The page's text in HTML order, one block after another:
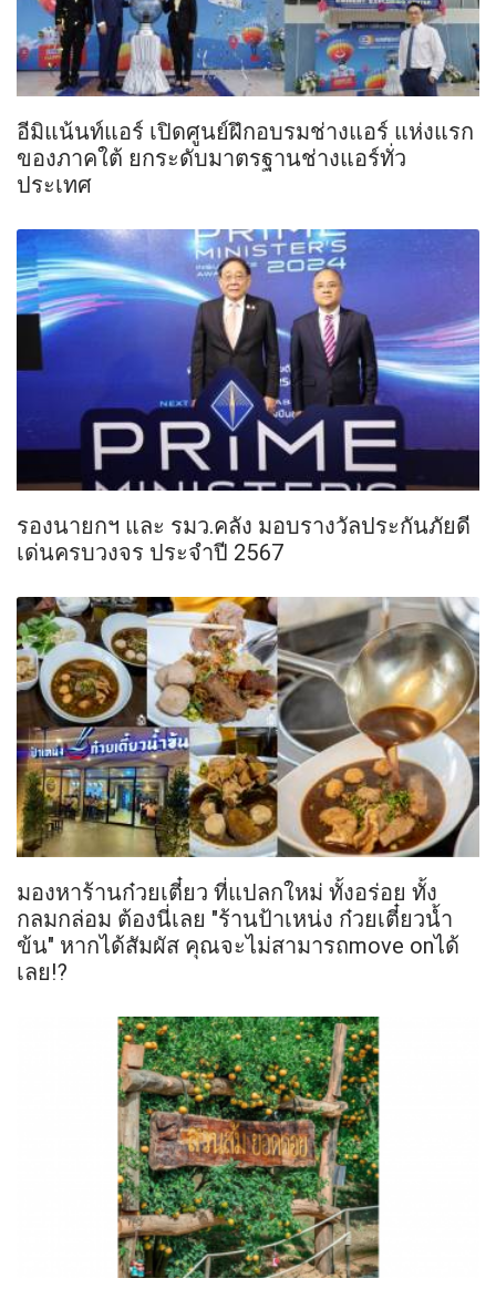
อีมิแน้นท์แอร์ เปิดศูนย์ฝึกอบรมช่างแอร์ แห่งแรก
ของภาคใต้ ยกระดับมาตรฐานช่างแอร์ทั่ว
ประเทศ
รองนายกฯ และ รมว.คลัง มอบรางวัลประกันภัยดี
เด่นครบวงจร ประจำปี 2567
มองหาร้านก๋วยเตี๋ยว ที่แปลกใหม่ ทั้งอร่อย ทั้ง
กลมกล่อม ต้องนี่เลย "ร้านป้าเหน่ง ก๋วยเตี๋ยวน้ำ
ข้น" หากได้สัมผัส คุณจะไม่สามารถmove onได้
เลย!?